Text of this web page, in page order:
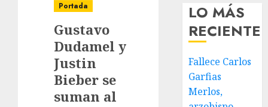
Portada
Gustavo
Dudamel y
Justin
Bieber se
suman al
LO MÁS
RECIENTE
Fallece Carlos
Garfias
Merlos,